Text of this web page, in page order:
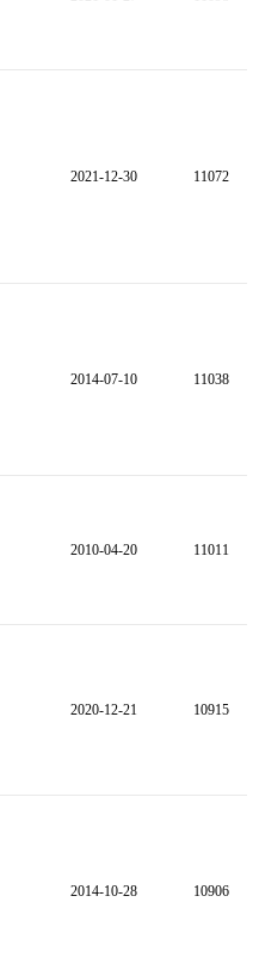
2021-12-30 11072
2014-07-10 11038
2010-04-20 11011
2020-12-21 10915
2014-10-28 10906